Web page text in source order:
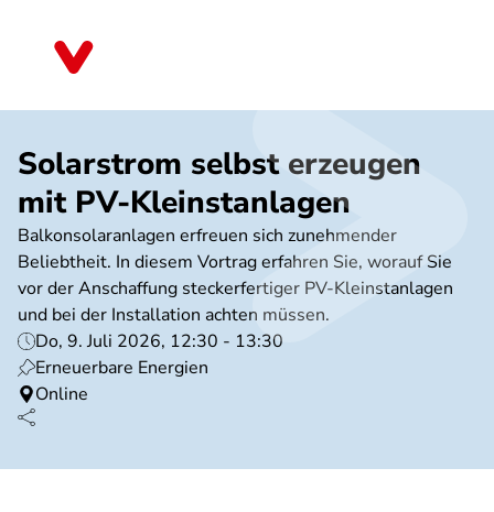
Solarstrom selbst erzeugen
mit PV-Kleinstanlagen
Balkonsolaranlagen erfreuen sich zunehmender
Beliebtheit. In diesem Vortrag erfahren Sie, worauf Sie
vor der Anschaffung steckerfertiger PV-Kleinstanlagen
und bei der Installation achten müssen.
Do, 9. Juli 2026, 12:30 - 13:30
Erneuerbare Energien
Online